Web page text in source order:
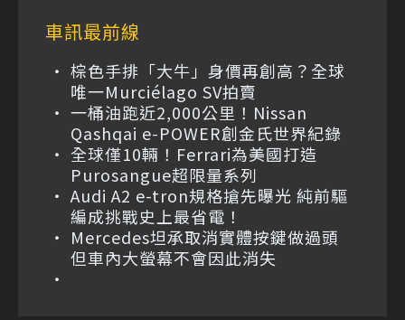
車訊最前線
棕色手排「大牛」身價再創高？全球
唯一Murciélago SV拍賣
一桶油跑近2,000公里！Nissan
Qashqai e-POWER創金氏世界紀錄
全球僅10輛！Ferrari為美國打造
Purosangue超限量系列
Audi A2 e-tron規格搶先曝光 純前驅
編成挑戰史上最省電！
Mercedes坦承取消實體按鍵做過頭
但車內大螢幕不會因此消失